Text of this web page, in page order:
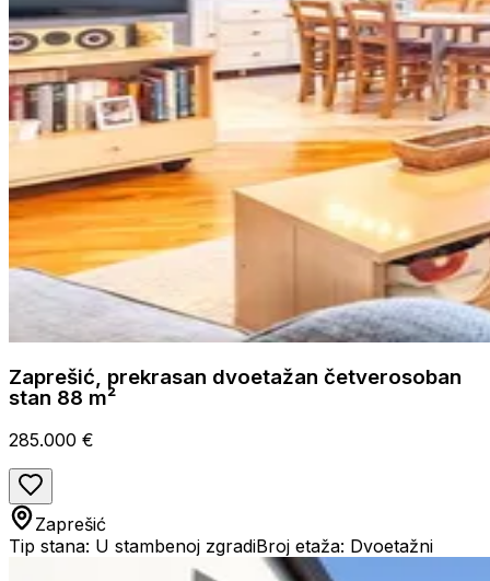
Zaprešić, prekrasan dvoetažan četverosoban
stan 88 m²
285.000 €
Zaprešić
Tip stana: U stambenoj zgradiBroj etaža: Dvoetažni